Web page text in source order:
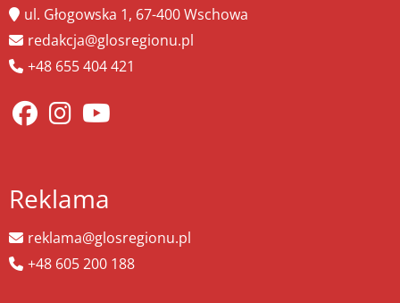
ul. Głogowska 1, 67-400 Wschowa
redakcja@glosregionu.pl
+48 655 404 421
Reklama
reklama@glosregionu.pl
+48 605 200 188